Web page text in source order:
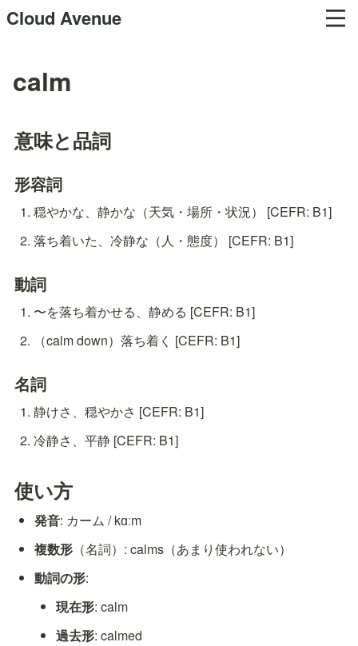
Cloud Avenue
calm
意味と品詞
形容詞
穏やかな、静かな（天気・場所・状況） [CEFR: B1]
落ち着いた、冷静な（人・態度） [CEFR: B1]
動詞
〜を落ち着かせる、静める [CEFR: B1]
（calm down）落ち着く [CEFR: B1]
名詞
静けさ、穏やかさ [CEFR: B1]
冷静さ、平静 [CEFR: B1]
使い方
発音: カーム / kɑːm
複数形 （名詞）: calms（あまり使われない）
動詞の形:
現在形: calm
過去形: calmed